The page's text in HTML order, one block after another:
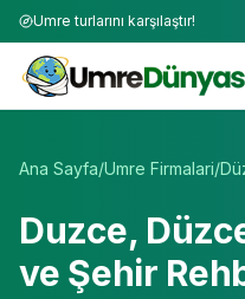
Umre turlarını karşılaştır!
Ana Sayfa/Umre Firmalari/
Duzce,
ve Şehir